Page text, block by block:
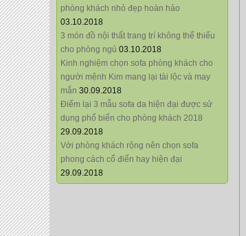
phòng khách nhỏ đẹp hoàn hảo
03.10.2018
3 món đồ nội thất trang trí không thể thiếu
cho phòng ngủ 03.10.2018
Kinh nghiệm chọn sofa phòng khách cho
người mệnh Kim mang lại tài lộc và may
mắn 30.09.2018
Điểm lại 3 mẫu sofa da hiện đại được sử
dụng phổ biến cho phòng khách 2018
29.09.2018
Với phòng khách rộng nên chọn sofa
phong cách cổ điển hay hiện đại
29.09.2018